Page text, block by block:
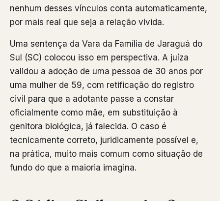
nenhum desses vínculos conta automaticamente,
por mais real que seja a relação vivida.
Uma sentença da Vara da Família de Jaraguá do
Sul (SC) colocou isso em perspectiva. A juíza
validou a adoção de uma pessoa de 30 anos por
uma mulher de 59, com retificação do registro
civil para que a adotante passe a constar
oficialmente como mãe, em substituição à
genitora biológica, já falecida. O caso é
tecnicamente correto, juridicamente possível e,
na prática, muito mais comum como situação de
fundo do que a maioria imagina.